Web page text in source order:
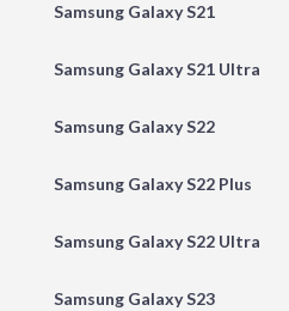
Samsung Galaxy S21
Samsung Galaxy S21 Ultra
Samsung Galaxy S22
Samsung Galaxy S22 Plus
Samsung Galaxy S22 Ultra
Samsung Galaxy S23